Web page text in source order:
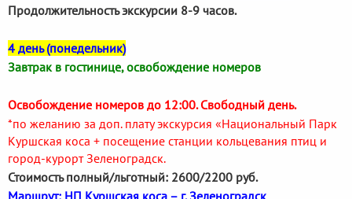
Продолжительность экскурсии 8-9 часов.
4 день (понедельник)
Завтрак в гостинице, освобождение номеров
Освобождение номеров до 12:00. Свободный день.
*по желанию за доп. плату экскурсия «Национальный Парк
Куршская коса + посещение станции кольцевания птиц и
город-курорт Зеленоградск.
Стоимость полный/льготный: 2600/2200 руб.
Маршрут: НП Куршская коса – г. Зеленоградск